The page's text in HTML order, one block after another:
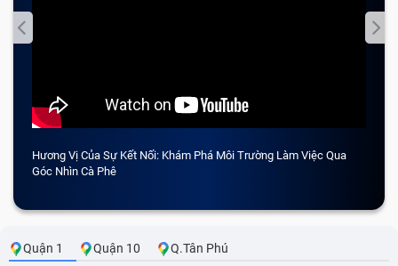
Hương Vị Của Sự Kết Nối: Khám Phá Môi Trường Làm Việc Qua
Góc Nhìn Cà Phê
Quận 1 Quận 10 Q.Tân Phú